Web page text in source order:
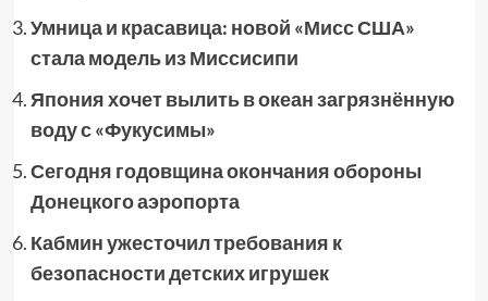
Умница и красавица: новой «Мисс США»
стала модель из Миссисипи
Япония хочет вылить в океан загрязнённую
воду с «Фукусимы»
Сегодня годовщина окончания обороны
Донецкого аэропорта
Кабмин ужесточил требования к
безопасности детских игрушек